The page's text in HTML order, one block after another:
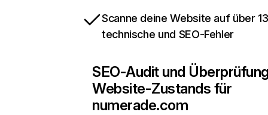
Scanne deine Website auf über
technische und SEO-Fehler
SEO-Audit und
Website-Zustands für
numerade.com